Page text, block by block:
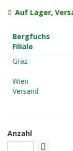
Auf Lager,
Bergfuchs
Filiale
Graz
Wien
Versand
Anzahl